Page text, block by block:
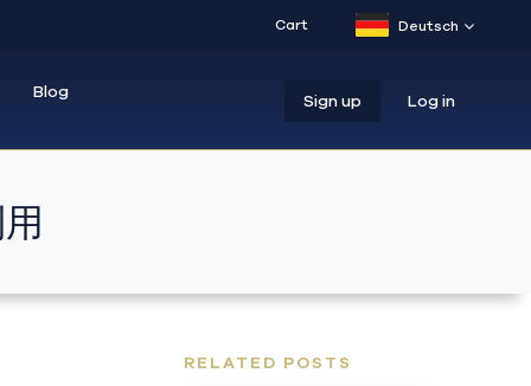
Deutsch
Cart
Blog Sign up Log in
RELATED POSTS